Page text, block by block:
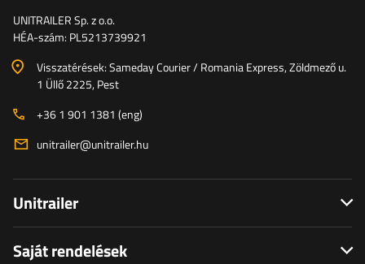
UNITRAILER Sp. z o.o.
HÉA-szám: PL5213739921
Visszatérések: Sameday Courier / Romania Express, Zöldmező u.
1 Üllő 2225, Pest
+36 1 901 1381 (eng)
unitrailer@unitrailer.hu
Unitrailer
Saját rendelések